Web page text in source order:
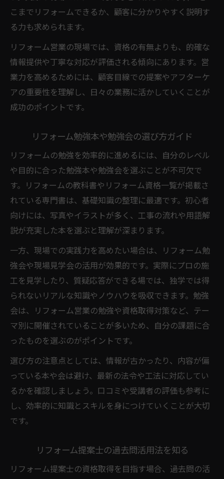
こまでリフォームできるか、顧客に分かりやすく説明す
る力も求められます。
リフォーム営業の現場では、資格の有無よりも、的確な
情報提供や丁寧な対応が評価される傾向にあります。営
業力を高めるためには、顧客目線での提案やアフターケ
アの重要性を理解し、日々の業務に活かしていくことが
成功のポイントです。
リフォーム勉強本や勉強会の選び方ガイド
リフォームの勉強を効率的に進めるには、自分のレベル
や目的に合った勉強本や勉強会を選ぶことが不可欠で
す。リフォームの教科書やリフォーム資格一覧が掲載さ
れている専門書は、基礎知識の整理に最適です。初心者
向けには、写真やイラストが多く、工事の流れや用語解
説が充実した本を選ぶと理解が深まります。
一方、現場での実践力を高めたい場合は、リフォーム勉
強会や現場見学会の活用が効果的です。実際にプロの施
工を見学したり、質疑応答ができる場では、独学では得
られないリアルな知識やノウハウを吸収できます。勉強
会は、リフォーム営業の勉強や資格取得対策など、テー
マ別に開催されていることが多いため、自分の課題に合
ったものを選ぶのがポイントです。
選び方の注意点としては、情報が古かったり、内容が偏
っている本や会は避け、最新の法令や工法に対応してい
るかを確認しましょう。口コミや受講者の評価も参考に
し、効率的に知識とスキルを身につけていくことが大切
です。
リフォーム提案士の過去問活用法を知る
リフォーム提案士の資格取得を目指す場合、過去問の活